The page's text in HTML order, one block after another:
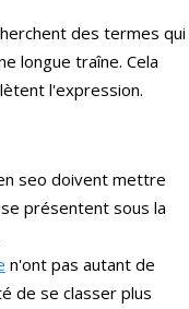
des termes qui
longue traîne. Cela
l'expression.
seo doivent mettre
présentent sous la
n'ont pas autant de
de se classer plus